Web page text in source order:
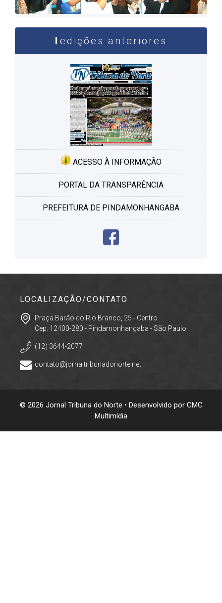
edições anteriores
ACESSO À INFORMAÇÃO
PORTAL DA TRANSPARÊNCIA
PREFEITURA DE PINDAMONHANGABA
LOCALIZAÇÃO/CONTATO
Praça Barão do Rio Branco, 25 - Centro
Cep: 12400-280 - Pindamonhangaba - São Paulo
(12) 3644-2077
contato@jornaltribunadonorte.net
© 2026 Jornal Tribuna do Norte • Desenvolvido por CMC
Multimídia